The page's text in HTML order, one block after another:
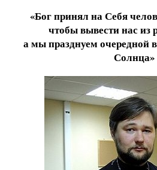
«Бог принял на Себя
чтобы вывести нас из
а мы празднуем очередной
Солнца»